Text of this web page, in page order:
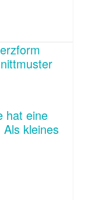
hat eine
kleines